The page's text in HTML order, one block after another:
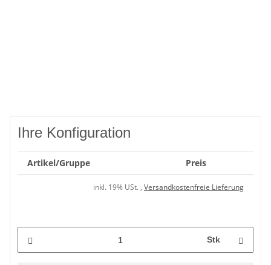
Ihre Konfiguration
Artikel/Gruppe Preis
inkl. 19% USt. , Versandkostenfreie Lieferung
Stk